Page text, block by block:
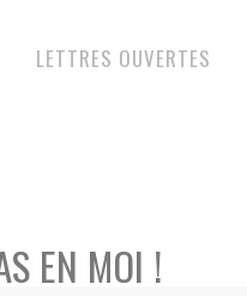
LETTRES OUVERTES
EN MOI !